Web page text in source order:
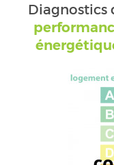
Diagnostics